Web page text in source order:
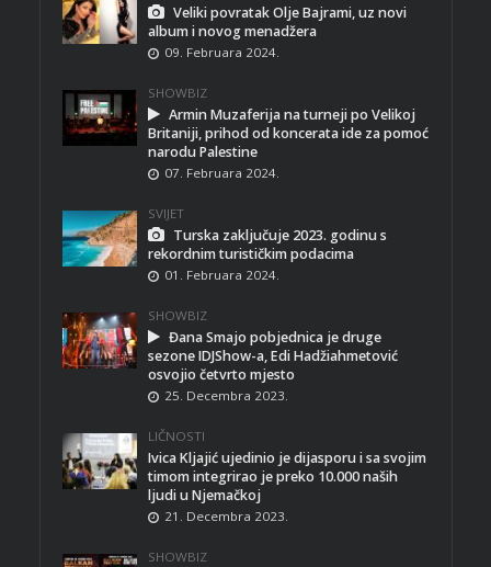
Veliki povratak Olje Bajrami, uz novi
album i novog menadžera
09. Februara 2024.
SHOWBIZ
Armin Muzaferija na turneji po Velikoj
Britaniji, prihod od koncerata ide za pomoć
narodu Palestine
07. Februara 2024.
SVIJET
Turska zaključuje 2023. godinu s
rekordnim turističkim podacima
01. Februara 2024.
SHOWBIZ
Đana Smajo pobjednica je druge
sezone IDJShow-a, Edi Hadžiahmetović
osvojio četvrto mjesto
25. Decembra 2023.
LIČNOSTI
Ivica Kljajić ujedinio je dijasporu i sa svojim
timom integrirao je preko 10.000 naših
ljudi u Njemačkoj
21. Decembra 2023.
SHOWBIZ